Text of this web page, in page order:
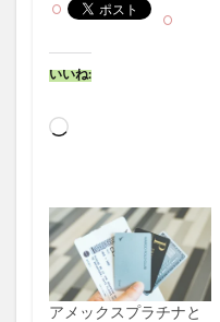
いいね:
読
み
中…
アメックスプラチナと